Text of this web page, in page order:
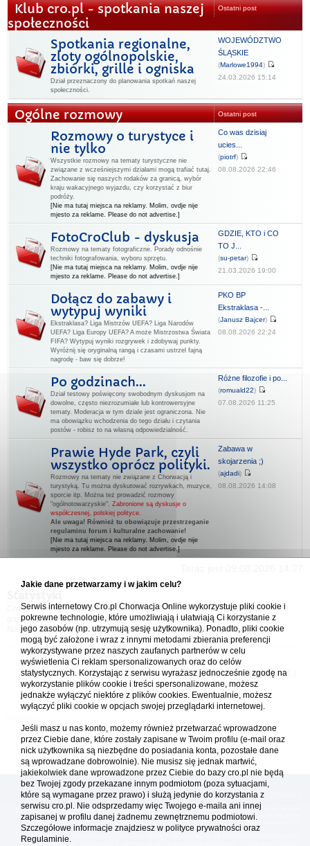
Klub cro.pl - spotkania naszej
społeczności
Ostatni post
Spotkania regionalne,
zloty ogólnopolskie,
zbiórki, grille i ogniska
Dział przeznaczony do planowania spotkań naszej
społeczności.
WOJEWÓDZTWO
ŚLĄSKIE
(Marlowe1994)
24.03.2026 15:14
Ogólne rozmowy Ostatni post
Rozmowy o turystyce i
nie tylko
Wszystkie rozmowy na tematy turystyczne nie
związane z wcześniejszymi działami mogą trafiać tutaj.
Zachowanie się naszych rodaków za granicą, wybór
kraju wakacyjnego wyjazdu, czy korzystać z biur
podróży.
[Nie ma tutaj miejsca na reklamy. Molim, ovdje nije
mjesto za reklame. Please do not advertise.]
Co was dzisiaj
ucies...
(piotrf)
08.08.2026 22:46
FotoCroClub - dyskusja
Rozmowy na tematy fotograficzne. Porady odnośnie
techniki fotografowania, wyboru sprzętu.
[Nie ma tutaj miejsca na reklamy. Molim, ovdje nije
mjesto za reklame. Please do not advertise.]
GDZIE, KTO i CO
TO J...
(su-petar)
21.03.2026 19:00
Dołącz do zabawy i
wytypuj wyniki
Ekstraklasa? Liga Mistrzów UEFA? Liga Narodów
UEFA? Liga Europy UEFA? A może Mistrzostwa Świata
FIFA? Wytypuj wyniki rozgrywek i zdobywaj punkty.
Wyróżnij się oryginalną rangą i czasami ustrzel fajną
nagrodę - baw się dobrze!
PKO BP
Ekstraklasa -...
(Janusz Bajcer)
08.08.2026 22:24
Po godzinach...
Dział testowy poświęcony swobodnym dyskusjom na
dowolne, często niezrozumiałe lub kontrowersyjne
tematy. Moderacja w tym dziale jest ograniczona. Nie
ma obowiązku wchodzenia do tego działu i czytania
postów - robisz to na własną odpowiedzialność.
Różne filozofie i po...
(romuald22)
07.08.2026 11:25
Prawie Hyde Park, czyli
wszystko oprócz polityki.
Rozmowy na tematy nie związane z Chorwacją i
turystyką. Tu można dyskutować rozrywkach, muzyce,
sporcie itp. Można też prowadzić rozmowy
"ogólnotowarzyskie". Zabronione są dyskusje o
współczesnej, polskiej polityce.
Ale uwaga! Również tu obowiązuje przestrzeganie
regulaminu forum i kulturalne zachowanie!
[Nie ma tutaj miejsca na reklamy. Molim, ovdje nije
mjesto za reklame. Please do not advertise.]
Zabawa w
skojarzenia ;)
(ajdadi)
08.08.2026 14:08
Cro.pl przegląda133użytkowników :: 3 zidentyfikowanych, 0 ukrytych i 130
gości (dane z ostatnich 3 minut)
Najwięcej użytkowników online ( 5542) było 21.04.2026 01:12
Forum Chorwacja Online - Cro.pl
Usuń ciasteczka• Strefa czasowa: UTC + 1 (Polska - czas zimowy) [ DST
[reklama ] [
Platforma cro.pl© Chorwacja online™ wykorzystuje cookies do prawidłowego działania, te pliki
gromadzą na Twoim komputerze dane ułatwiające korzystanie z serwisu; więcej informacji w
Redakcja platformy cro.pl© Chorwacja online™ nie odpowiada za treści zamieszczone przez
użytkowników. Korzystanie z serwisu oznacza akceptację regulaminu. Serwis ma charakter
Jakie dane przetwarzamy i w jakim celu?
Serwis internetowy Cro.pl Chorwacja Online wykorzystuje pliki cookie i
pokrewne technologie, które umożliwiają i ułatwiają Ci korzystanie z
jego zasobów (np. utrzymują sesję użytkownika). Ponadto, pliki cookie
mogą być założone i wraz z innymi metodami zbierania preferencji
wykorzystywane przez naszych zaufanych partnerów w celu
wyświetlenia Ci reklam spersonalizowanych oraz do celów
statystycznych. Korzystając z serwisu wyrażasz jednocześnie zgodę na
wykorzystanie plików cookie i treści spersonalizowane, możesz
jednakże wyłączyć niektóre z plików cookies. Ewentualnie, możesz
wyłączyć pliki cookie w opcjach swojej przeglądarki internetowej.
Jeśli masz u nas konto, możemy również przetwarzać wprowadzone
przez Ciebie dane, które zostały zapisane w Twoim profilu (e-mail oraz
nick użytkownika są niezbędne do posiadania konta, pozostałe dane
są wprowadzane dobrowolnie). Nie musisz się jednak martwić,
jakiekolwiek dane wprowadzone przez Ciebie do bazy cro.pl nie będą
bez Twojej zgody przekazane innym podmiotom (poza sytuacjami,
które są wymagane przez prawo) i służą jedynie do korzystania z
serwisu cro.pl. Nie odsprzedamy więc Twojego e-maila ani innej
zapisanej w profilu danej żadnemu zewnętrznemu podmiotowi.
Szczegółowe informacje znajdziesz w polityce prywatności oraz
Regulaminie.